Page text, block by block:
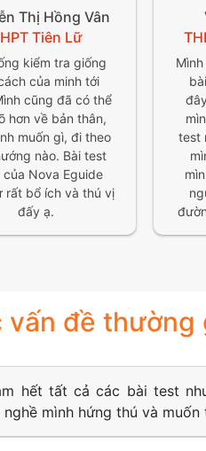
Thị Hồng Vân
Tiên Lữ
kiểm tra giống
của minh tới
cũng đã có thể
hơn về bản thân,
muốn gì, đi theo
nào. Bài test
của Nova Eguide
rất bổ ích và thú vị
đấy ạ.
test
vấn đề
hết tất cả các bài test
mình hứng thú và muốn